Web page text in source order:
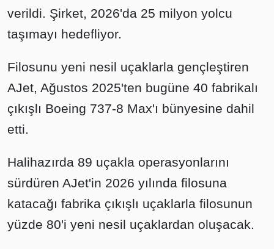
verildi. Şirket, 2026'da 25 milyon yolcu
taşımayı hedefliyor.
Filosunu yeni nesil uçaklarla gençleştiren
AJet, Ağustos 2025'ten bugüne 40 fabrikalı
çıkışlı Boeing 737-8 Max'ı bünyesine dahil
etti.
Halihazırda 89 uçakla operasyonlarını
sürdüren AJet'in 2026 yılında filosuna
katacağı fabrika çıkışlı uçaklarla filosunun
yüzde 80'i yeni nesil uçaklardan oluşacak.